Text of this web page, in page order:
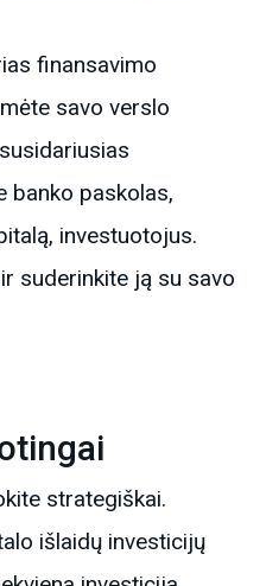
finansavimo
savo verslo
banko paskolas,
investuotojus.
suderinkite ją su savo
strategiškai.
išlaidų investicijų